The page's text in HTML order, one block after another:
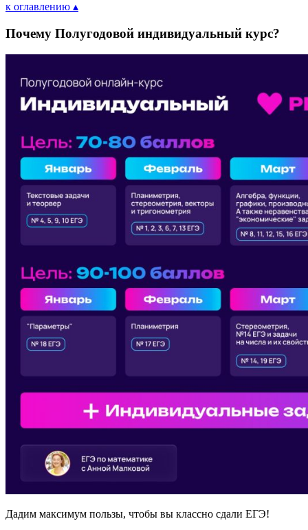
к оглавлению ▴
Почему Полугодовой индивидуальный курс?
Дадим максимум пользы, чтобы вы классно сдали ЕГЭ!